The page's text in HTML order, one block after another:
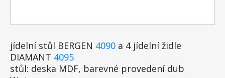
jídelní stůl BERGEN 4090 a 4 jídelní židle
DIAMANT 4095
stůl: deska MDF, barevné provedení dub